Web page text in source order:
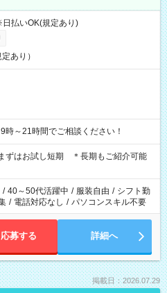
払いOK(規定あり)
あり）
～シフト選べる ＊9時～21時間でご相談ください！
ずはお試し短期 ＊長期もご紹介可能
/ 40～50代活躍中 / 服装自由 / シフト勤
/ 電話対応なし / パソコンスキル不要
応募する 詳細へ
掲載日：2026.07.29